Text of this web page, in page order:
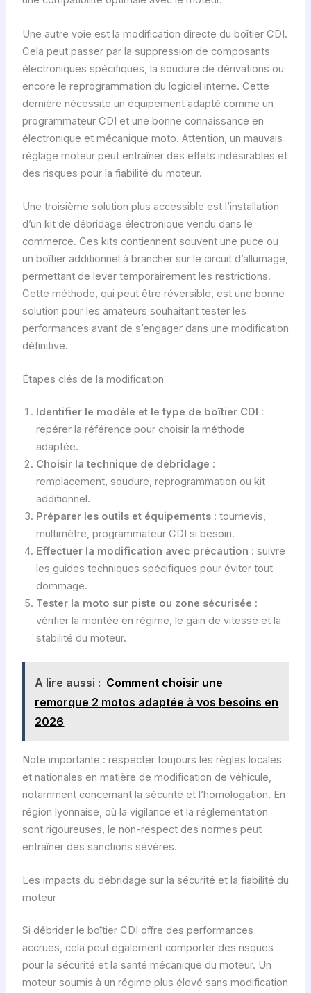
Une autre voie est la modification directe du boîtier CDI.
Cela peut passer par la suppression de composants
électroniques spécifiques, la soudure de dérivations ou
encore le reprogrammation du logiciel interne. Cette
dernière nécessite un équipement adapté comme un
programmateur CDI et une bonne connaissance en
électronique et mécanique moto. Attention, un mauvais
réglage moteur peut entraîner des effets indésirables et
des risques pour la fiabilité du moteur.
Une troisième solution plus accessible est l’installation
d’un kit de débridage électronique vendu dans le
commerce. Ces kits contiennent souvent une puce ou
un boîtier additionnel à brancher sur le circuit d’allumage,
permettant de lever temporairement les restrictions.
Cette méthode, qui peut être réversible, est une bonne
solution pour les amateurs souhaitant tester les
performances avant de s’engager dans une modification
définitive.
Étapes clés de la modification
Identifier le modèle et le type de boîtier CDI :
repérer la référence pour choisir la méthode
adaptée.
Choisir la technique de débridage :
remplacement, soudure, reprogrammation ou kit
additionnel.
Préparer les outils et équipements: tournevis,
multimètre, programmateur CDI si besoin.
Effectuer la modification avec précaution : suivre
les guides techniques spécifiques pour éviter tout
dommage.
Tester la moto sur piste ou zone sécurisée :
vérifier la montée en régime, le gain de vitesse et la
stabilité du moteur.
A lire aussi : Comment choisir une
remorque 2 motos adaptée à vos besoins en
2026
Note importante : respecter toujours les règles locales
et nationales en matière de modification de véhicule,
notamment concernant la sécurité et l’homologation. En
région lyonnaise, où la vigilance et la réglementation
sont rigoureuses, le non-respect des normes peut
entraîner des sanctions sévères.
Les impacts du débridage sur la sécurité et la fiabilité du
moteur
Si débrider le boîtier CDI offre des performances
accrues, cela peut également comporter des risques
pour la sécurité et la santé mécanique du moteur. Un
moteur soumis à un régime plus élevé sans modification